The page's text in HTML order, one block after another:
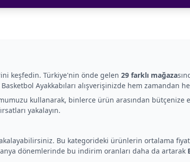
keşfedin. Türkiye'nin önde gelen 29 farklı mağaza
Ayakkabıları alışverişinizde hem zamandan
kullanarak, binlerce ürün arasından
yakalayın.
Bu kategorideki ürünlerin ortalama
dönemlerinde bu indirim oranları daha da artarak